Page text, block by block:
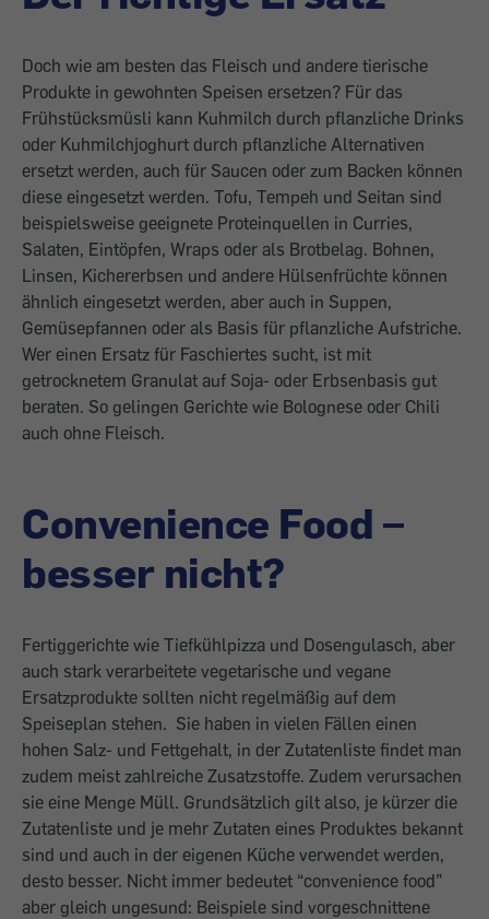
Doch wie am besten das Fleisch und andere tierische
Produkte in gewohnten Speisen ersetzen? Für das
Frühstücksmüsli kann Kuhmilch durch pflanzliche Drinks
oder Kuhmilchjoghurt durch pflanzliche Alternativen
ersetzt werden, auch für Saucen oder zum Backen können
diese eingesetzt werden. Tofu, Tempeh und Seitan sind
beispielsweise geeignete Proteinquellen in Curries,
Salaten, Eintöpfen, Wraps oder als Brotbelag. Bohnen,
Linsen, Kichererbsen und andere Hülsenfrüchte können
ähnlich eingesetzt werden, aber auch in Suppen,
Gemüsepfannen oder als Basis für pflanzliche Aufstriche.
Wer einen Ersatz für Faschiertes sucht, ist mit
getrocknetem Granulat auf Soja- oder Erbsenbasis gut
beraten. So gelingen Gerichte wie Bolognese oder Chili
auch ohne Fleisch.
Convenience Food –
besser nicht?
Fertiggerichte wie Tiefkühlpizza und Dosengulasch, aber
auch stark verarbeitete vegetarische und vegane
Ersatzprodukte sollten nicht regelmäßig auf dem
Speiseplan stehen. Sie haben in vielen Fällen einen
hohen Salz- und Fettgehalt, in der Zutatenliste findet man
zudem meist zahlreiche Zusatzstoffe. Zudem verursachen
sie eine Menge Müll. Grundsätzlich gilt also, je kürzer die
Zutatenliste und je mehr Zutaten eines Produktes bekannt
sind und auch in der eigenen Küche verwendet werden,
desto besser. Nicht immer bedeutet “convenience food”
aber gleich ungesund: Beispiele sind vorgeschnittene